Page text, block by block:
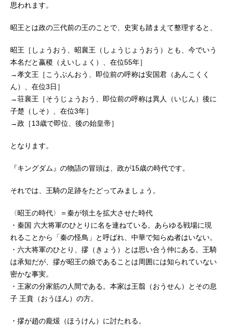
思われます。
昭王とは政の三代前の王のことで、史実も踏まえて整理すると、
昭王［しょうおう、昭襄王（しょうじょうおう）とも、今でいう
本名だと嬴稷（えいしょく）、在位55年］
→孝文王［こうぶんおう、即位前の呼称は安国君（あんこくく
ん）、在位3日］
→荘襄王［そうじょうおう、即位前の呼称は異人（いじん）後に
子楚（しそ）、在位3年］
→政［13歳で即位、後の始皇帝］
となります。
『キングダム』の物語の冒頭は、政が15歳の時代です。
それでは、王騎の足跡をたどってみましょう。
〈昭王の時代〉＝秦が領土を拡大させた時代
・秦国 六大将軍のひとりに名を連ねている。あらゆる戦場に現
れることから「秦の怪鳥」と呼ばれ、中華で知らぬ者はいない。
・六大将軍のひとり、摎（きょう）とは思い合う仲にある。王騎
は承知だが、摎が昭王の娘であることは周囲には知られていない
密かな事実。
・王家の分家筋の人間である。本家は王翦（おうせん）とその息
子 王賁（おうほん）の方。
・摎が趙の龐煖（ほうけん）に討たれる。